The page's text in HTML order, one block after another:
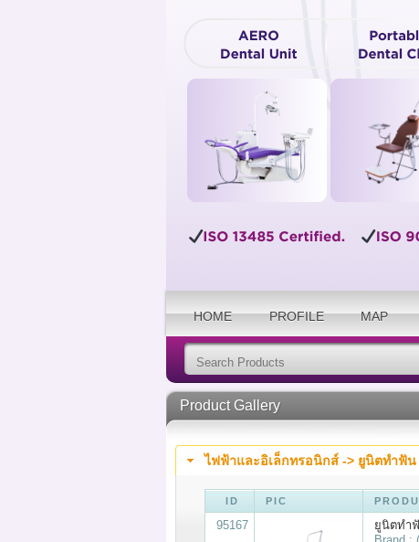
HOME PROFILE MAP
Product Gallery
ไฟฟ้าและอิเล็กทรอนิกส์ -> ยูนิตทำฟัน
ID PIC
95167
ยูนิตทำ